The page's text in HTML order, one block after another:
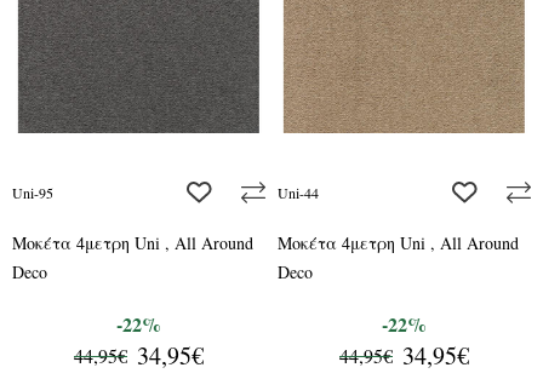
Uni-95 add to wishlist
Μοκέτα 4μετρη Uni , All Around
Deco
44,95€ 34,95€
-22%
Uni-44 add to
Μοκέτα 4μετρη Uni , All Around
Deco
44,95€ 34,95€
-22%